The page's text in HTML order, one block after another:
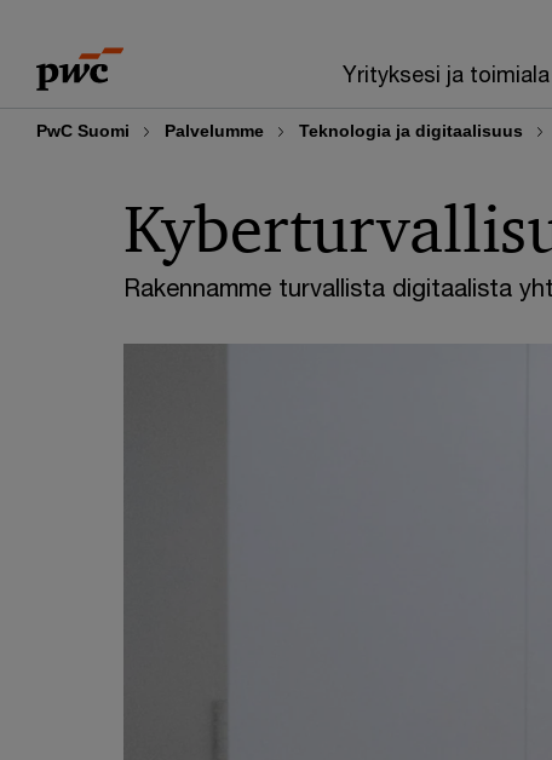
content
footer
Yrityksesi ja toimiala
PwC Suomi Palvelumme Teknologia ja digitaalisuus
Rakennamme turvallista digitaalista